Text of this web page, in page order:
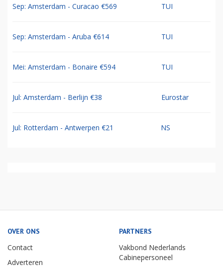
Sep: Amsterdam - Curacao €569 TUI
Sep: Amsterdam - Aruba €614 TUI
Mei: Amsterdam - Bonaire €594 TUI
Jul: Amsterdam - Berlijn €38 Eurostar
Jul: Rotterdam - Antwerpen €21 NS
OVER ONS
Contact
Adverteren
PARTNERS
Vakbond Nederlands
Cabinepersoneel